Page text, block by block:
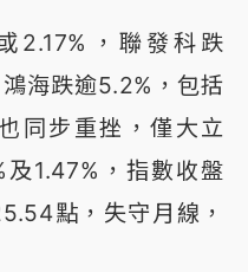
2.17%，聯發科跌
海跌逾5.2%，包括
同步重挫，僅大立
1.47%，指數收盤
點，失守月線，